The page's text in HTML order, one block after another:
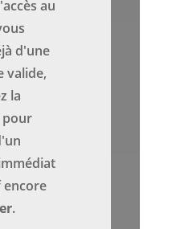
au
d'une
valide,
la
pour
.